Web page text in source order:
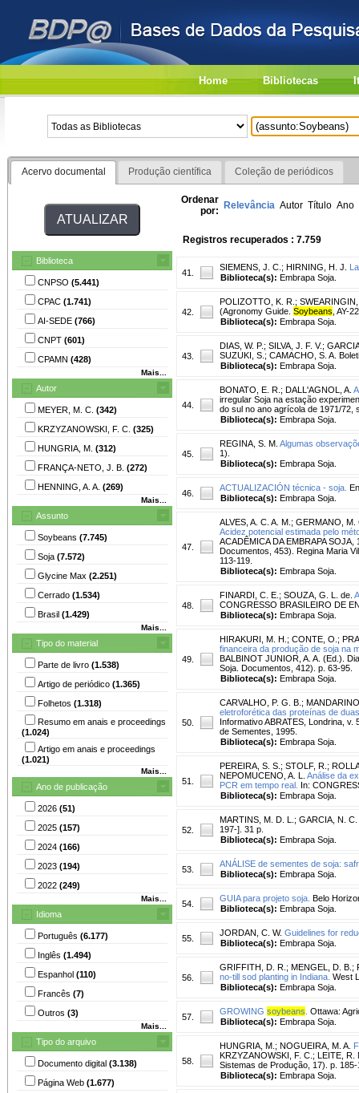
Home Bibliotecas
Acervo documental Produção científica Coleção de periódicos
Biblioteca
CNPSO (5.441)
CPAC (1.741)
AI-SEDE (766)
CNPT (601)
CPAMN (428)
Mais...
Autor
MEYER, M. C. (342)
KRZYZANOWSKI, F. C. (325)
HUNGRIA, M. (312)
FRANÇA-NETO, J. B. (272)
HENNING, A. A. (269)
Mais...
Assunto
Soybeans (7.745)
Soja (7.572)
Glycine Max (2.251)
Cerrado (1.534)
Brasil (1.429)
Mais...
Tipo do material
Parte de livro (1.538)
Artigo de periódico (1.365)
Folhetos (1.318)
Resumo em anais e proceedings
(1.024)
Artigo em anais e proceedings
(1.021)
Mais...
Ano de publicação
2026 (51)
2025 (157)
2024 (166)
2023 (194)
2022 (249)
Mais...
Idioma
Português (6.177)
Inglês (1.494)
Espanhol (110)
Francês (7)
Outros (3)
Mais...
Tipo do arquivo
Documento digital (3.138)
Página Web (1.677)
Ordenar
por: Relevância Autor Título Ano
Registros recuperados : 7.759
41.
SIEMENS, J. C. ; HIRNING, H. J.
Biblioteca(s): Embrapa Soja.
42.
POLIZOTTO, K. R. ;
(Agronomy Guide. Soybeans , AY-
Biblioteca(s): Embrapa Soja.
43.
DIAS, W. P. ; SILVA, J. F. V.;
SUZUKI, S.; CAMACHO, S. A.
Biblioteca(s): Embrapa Soja.
44.
BONATO, E. R. ; DALL'AGNOL, A.
irregular Soja na estação
do sul no ano agrícola de 1971/72,
Biblioteca(s): Embrapa Soja.
45.
REGINA, S. M. Algumas
1).
Biblioteca(s): Embrapa Soja.
46.
ACTUALIZACIÓN técnica - soja.
Biblioteca(s): Embrapa Soja.
47.
ALVES, A. C. A. M. ; GERMANO, M.
Acidez potencial estimada pelo
ACADÊMICA DA EMBRAPA
Documentos, 453). Regina Maria
113-119.
Biblioteca(s): Embrapa Soja.
48.
FINARDI, C. E. ; SOUZA, G. L. de.
CONGRESSO BRASILEIRO DE
Biblioteca(s): Embrapa Soja.
49.
HIRAKURI, M. H. ; CONTE, O. ;
financeira da produção de soja na
BALBINOT JUNIOR, A. A. (Ed.).
Soja. Documentos, 412). p. 63-95.
Biblioteca(s): Embrapa Soja.
50.
CARVALHO, P. G. B. ;
eletroforética das proteínas de
Informativo ABRATES, Londrina,
de Sementes, 1995.
Biblioteca(s): Embrapa Soja.
51.
PEREIRA, S. S. ; STOLF, R. ;
NEPOMUCENO, A. L.
Análise da
PCR em tempo real. In:
Biblioteca(s): Embrapa Soja.
52.
MARTINS, M. D. L. ; GARCIA, N. C.
197-]. 31 p.
Biblioteca(s): Embrapa Soja.
53.
ANÁLISE de sementes de soja:
Biblioteca(s): Embrapa Soja.
54.
GUIA para projeto soja. Belo
Biblioteca(s): Embrapa Soja.
55.
JORDAN, C. W. Guidelines for
Biblioteca(s): Embrapa Soja.
56.
GRIFFITH, D. R. ; MENGEL, D. B. ;
no-till sod planting in Indiana. West
Biblioteca(s): Embrapa Soja.
57.
GROWING soybeans Ottawa:
Biblioteca(s): Embrapa Soja.
58.
HUNGRIA, M. ; NOGUEIRA, M. A.
KRZYZANOWSKI, F. C.; LEITE,
Sistemas de Produção, 17). p. 185-
Biblioteca(s): Embrapa Soja.